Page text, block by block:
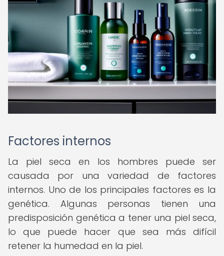
Factores internos
La piel seca en los hombres puede ser
causada por una variedad de factores
internos. Uno de los principales factores es la
genética. Algunas personas tienen una
predisposición genética a tener una piel seca,
lo que puede hacer que sea más difícil
retener la humedad en la piel.